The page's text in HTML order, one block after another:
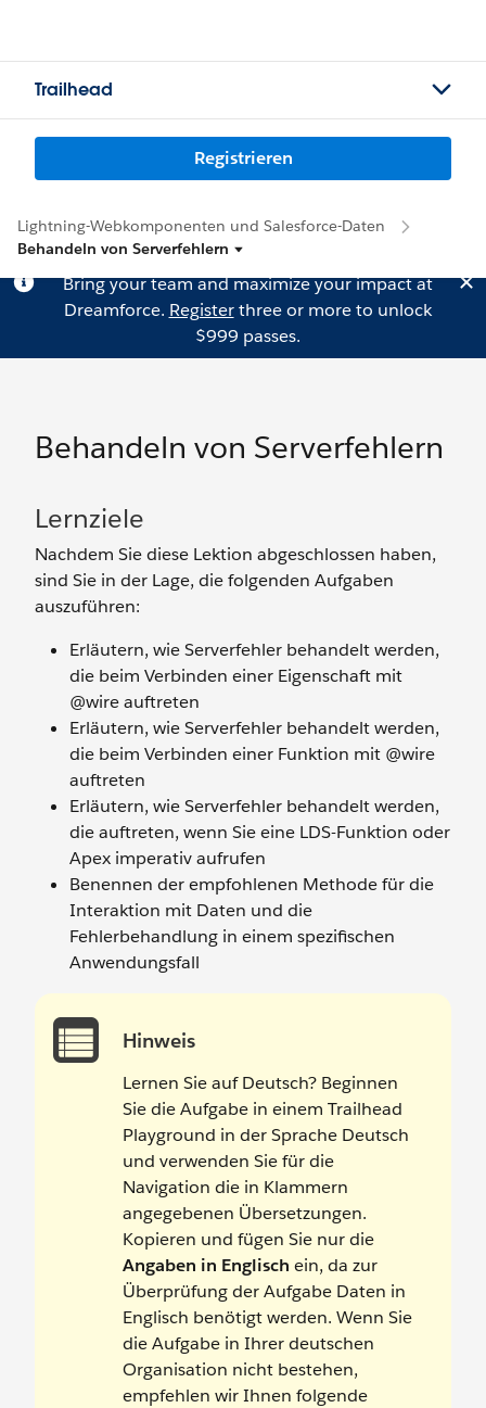
Trailhead
Registrieren
Lightning-Webkomponenten und Salesforce-Daten
Behandeln von Serverfehlern
Bring your team and maximize your impact at
Dreamforce. Registerthree or more to unlock
$999 passes.
Behandeln von Serverfehlern
Lernziele
Nachdem Sie diese Lektion abgeschlossen haben,
sind Sie in der Lage, die folgenden Aufgaben
auszuführen:
Erläutern, wie Serverfehler behandelt werden,
die beim Verbinden einer Eigenschaft mit
@wire auftreten
Erläutern, wie Serverfehler behandelt werden,
die beim Verbinden einer Funktion mit @wire
auftreten
Erläutern, wie Serverfehler behandelt werden,
die auftreten, wenn Sie eine LDS-Funktion oder
Apex imperativ aufrufen
Benennen der empfohlenen Methode für die
Interaktion mit Daten und die
Fehlerbehandlung in einem spezifischen
Anwendungsfall
Hinweis
Lernen Sie auf Deutsch? Beginnen
Sie die Aufgabe in einem Trailhead
Playground in der Sprache Deutsch
und verwenden Sie für die
Navigation die in Klammern
angegebenen Übersetzungen.
Kopieren und fügen Sie nur die
Angaben in Englisch ein, da zur
Überprüfung der Aufgabe Daten in
Englisch benötigt werden. Wenn Sie
die Aufgabe in Ihrer deutschen
Organisation nicht bestehen,
empfehlen wir Ihnen folgende